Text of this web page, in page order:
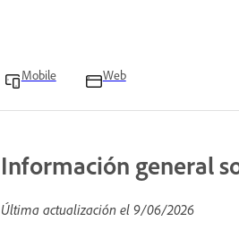
Mobile Web
Información general
Última actualización el 9/06/2026